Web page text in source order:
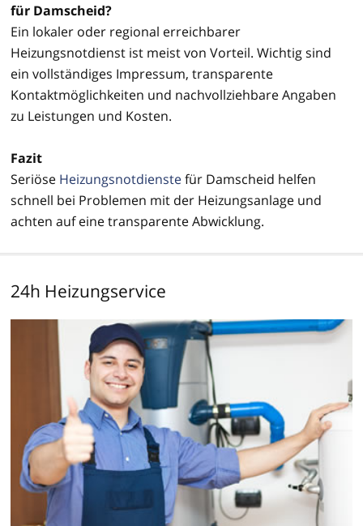
für Damscheid?
Ein lokaler oder regional erreichbarer
Heizungsnotdienst ist meist von Vorteil. Wichtig sind
ein vollständiges Impressum, transparente
Kontaktmöglichkeiten und nachvollziehbare Angaben
zu Leistungen und Kosten.
Fazit
Seriöse Heizungsnotdienstefür Damscheid helfen
schnell bei Problemen mit der Heizungsanlage und
achten auf eine transparente Abwicklung.
24h Heizungservice